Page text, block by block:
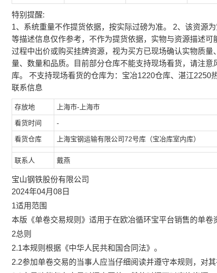
特别提醒:
1、系统重量不作提货依据，按实际过磅为准。 2、该资源
等描述信息仅作参考，不作为提货依据，实物与资源描述
过程中出价或购买挂牌资源，视为买方已现场确认实物质
量、数量和品质。目前部分仓库不能支持现场看货，请注
库。 不支持现场看货的仓库为：宝冶1220仓库、湛江2250
联系信息
存放地 上海市-上海市
看货时间 -
看货仓库 上海宝钢运输有限公司72号库（宝冶库室内库）
联系人 戴燕
宝山钢铁股份有限公司
2024年04月08日
1适用范围
本版《单卷交易规则》适用于在欧冶循环宝平台销售的单卷
2总则
2.1本规则根据《中华人民共和国合同法》。
2.2参加单卷交易的当事人应当仔细阅读并遵守本规则，对